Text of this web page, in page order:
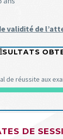
validité de
de réussite aux
DE